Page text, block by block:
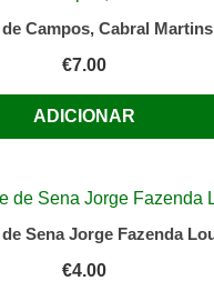
Campos, Cabral Martins
€7.00
ADICIONAR
Sena Jorge Fazenda
€4.00